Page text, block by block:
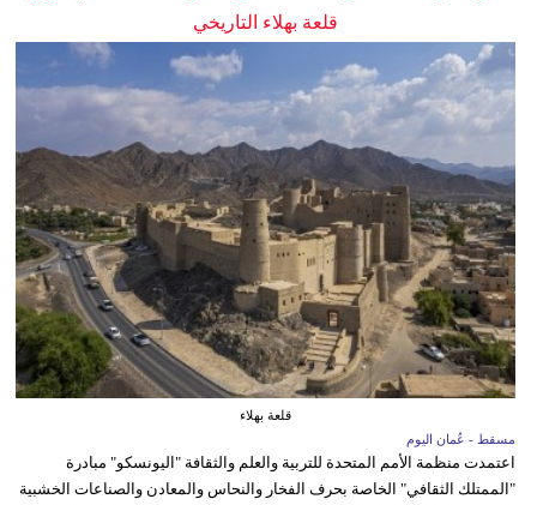
قلعة بهلاء التاريخي
قلعة بهلاء
مسقط - عُمان اليوم
اعتمدت منظمة الأمم المتحدة للتربية والعلم والثقافة "اليونسكو" مبادرة
"الممتلك الثقافي" الخاصة بحرف الفخار والنحاس والمعادن والصناعات الخشبية